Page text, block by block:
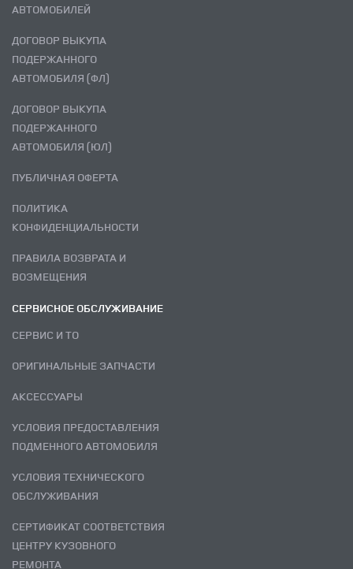
АВТОМОБИЛЕЙ
ДОГОВОР ВЫКУПА
ПОДЕРЖАННОГО
АВТОМОБИЛЯ (ФЛ)
ДОГОВОР ВЫКУПА
ПОДЕРЖАННОГО
АВТОМОБИЛЯ (ЮЛ)
ПУБЛИЧНАЯ ОФЕРТА
ПОЛИТИКА
КОНФИДЕНЦИАЛЬНОСТИ
ПРАВИЛА ВОЗВРАТА И
ВОЗМЕЩЕНИЯ
СЕРВИСНОЕ ОБСЛУЖИВАНИЕ
СЕРВИС И ТО
ОРИГИНАЛЬНЫЕ ЗАПЧАСТИ
АКСЕССУАРЫ
УСЛОВИЯ ПРЕДОСТАВЛЕНИЯ
ПОДМЕННОГО АВТОМОБИЛЯ
УСЛОВИЯ ТЕХНИЧЕСКОГО
ОБСЛУЖИВАНИЯ
СЕРТИФИКАТ СООТВЕТСТВИЯ
ЦЕНТРУ КУЗОВНОГО
РЕМОНТА